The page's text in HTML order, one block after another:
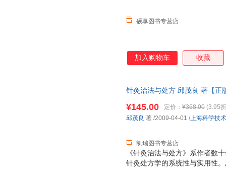
硕享图书专营店
加入购物车 收藏
针灸治法与处方 邱茂良 著【正
《针灸治法与处方》系作者数
针灸处方学的系统性与实用性
¥145.00 定价： ¥368.00 (3.95
凯瑞图书专营店
邱茂良 著 /2009-04-01 /上海科学技